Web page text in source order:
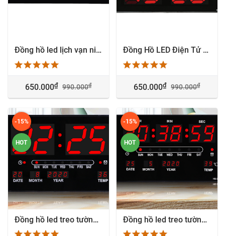
Đồng hồ led lịch vạn niên treo tường - BB3615
650.000₫ 990.000₫
Đồng Hồ LED Điện Tử 4 Số - Đủ Loại Kích Thước giá rẻ
650.000₫ 990.000₫
-15%
HOT
Đồng hồ led treo tường Giờ : Phút số lớn - HB3320-3
-15%
HOT
Đồng hồ led treo tường Giờ : Phút số lớn - HB3320-1